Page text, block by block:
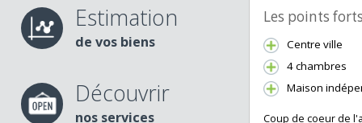
de vos biens
Les points
Centre ville
4 chambres